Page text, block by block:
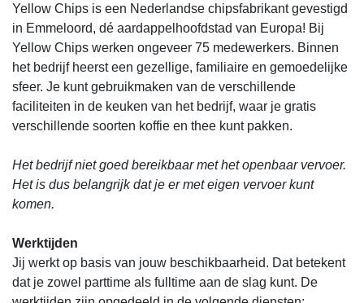
Yellow Chips is een Nederlandse chipsfabrikant gevestigd
in Emmeloord, dé aardappelhoofdstad van Europa! Bij
Yellow Chips werken ongeveer 75 medewerkers. Binnen
het bedrijf heerst een gezellige, familiaire en gemoedelijke
sfeer. Je kunt gebruikmaken van de verschillende
faciliteiten in de keuken van het bedrijf, waar je gratis
verschillende soorten koffie en thee kunt pakken.
Het bedrijf niet goed bereikbaar met het openbaar vervoer.
Het is dus belangrijk dat je er met eigen vervoer kunt
komen.
Werktijden
Jij werkt op basis van jouw beschikbaarheid. Dat betekent
dat je zowel parttime als fulltime aan de slag kunt. De